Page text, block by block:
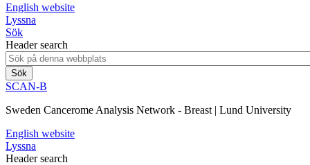
English website
Lyssna
Sök
Header search
SCAN-B
Sweden Cancerome Analysis Network - Breast | Lund University
English website
Lyssna
Header search